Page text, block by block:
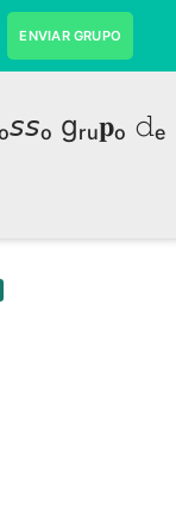
ENVIAR GRUPO
gᵣᵤ𝐩ₒ 𝚍ₑ